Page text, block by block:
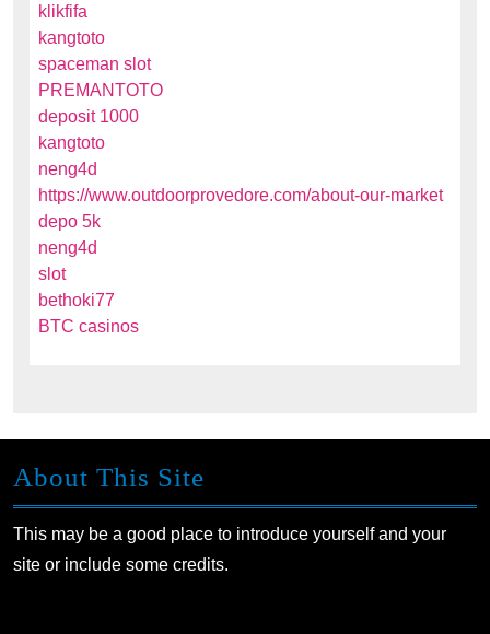
klikfifa
kangtoto
spaceman slot
PREMANTOTO
deposit 1000
kangtoto
neng4d
https://www.outdoorprovedore.com/about-our-market
depo 5k
neng4d
slot
bethoki77
BTC casinos
About This Site
This may be a good place to introduce yourself and your
site or include some credits.